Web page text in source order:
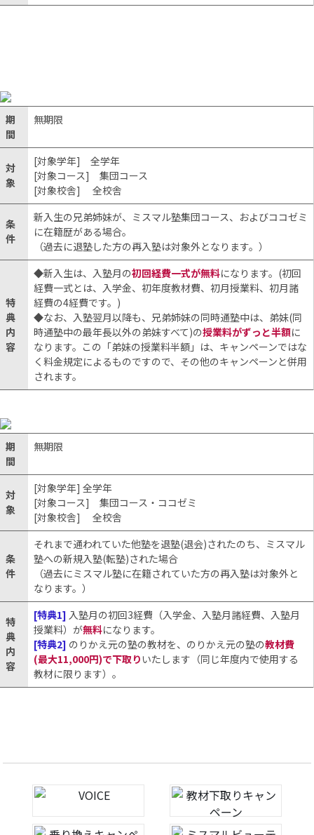
期
間
無期限
対
象
[対象学年] 全学年
[対象コース] 集団コース
[対象校舎] 全校舎
条
件
新入生の兄弟姉妹が、ミスマル塾集団コース、およびココゼミ
に在籍歴がある場合。
（過去に退塾した方の再入塾は対象外となります。）
特
典
内
容
◆新入生は、入塾月の初回経費一式が無料になります。(初回
経費一式とは、入学金、初年度教材費、初月授業料、初月諸
経費の4経費です。)
◆なお、入塾翌月以降も、兄弟姉妹の同時通塾中は、弟妹(同
時通塾中の最年長以外の弟妹すべて)の授業料がずっと半額に
なります。この「弟妹の授業料半額」は、キャンペーンではな
く料金規定によるものですので、その他のキャンペーンと併用
されます。
期
間
無期限
対
象
[対象学年] 全学年
[対象コース] 集団コース・ココゼミ
[対象校舎] 全校舎
条
件
それまで通われていた他塾を退塾(退会)されたのち、ミスマル
塾への新規入塾(転塾)された場合
（過去にミスマル塾に在籍されていた方の再入塾は対象外と
なります。）
特
典
内
容
[特典1] 入塾月の初回3経費（入学金、入塾月諸経費、入塾月
授業料）が無料になります。
[特典2] のりかえ元の塾の教材を、のりかえ元の塾の教材費
(最大11,000円)で下取りいたします（同じ年度内で使用する
教材に限ります）。